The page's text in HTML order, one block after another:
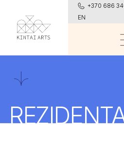
+370 686
EN